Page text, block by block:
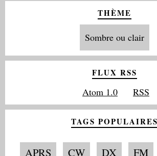
THÈME
Sombre ou clair
FLUX RSS
Atom 1.0 RSS
TAGS POPULAIRES
APRS CW DX FM